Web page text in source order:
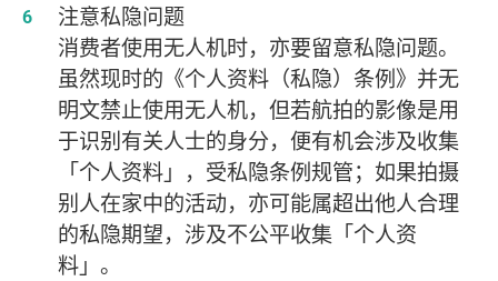
注意私隐问题
消费者使用无人机时，亦要留意私隐问题。
虽然现时的《个人资料（私隐）条例》并无
明文禁止使用无人机，但若航拍的影像是用
于识别有关人士的身分，便有机会涉及收集
「个人资料」，受私隐条例规管；如果拍摄
别人在家中的活动，亦可能属超出他人合理
的私隐期望，涉及不公平收集「个人资
料」。